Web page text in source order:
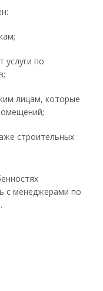
по
лицам, которые
строительных
с менеджерами по